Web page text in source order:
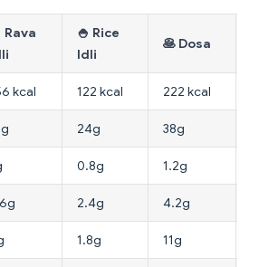
Rava
🍚 Rice
Idli
🥞 Dosa
kcal 122 kcal 222 kcal
24g 38g
0.8g 1.2g
2.4g 4.2g
1.8g 11g